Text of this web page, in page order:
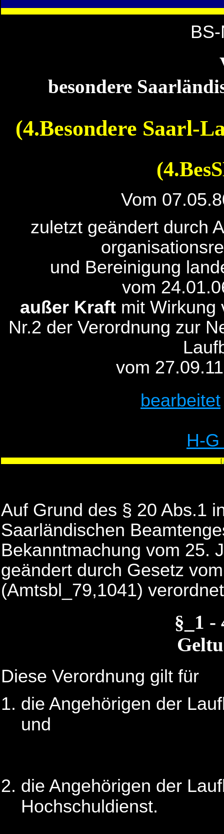
besondere
(4.Besondere Saarl-
Vom
zuletzt geändert durch
und Bereinigung
vom
außer Kraftmit Wirkung
Nr.2 der Verordnung zur
vom
bearbeitet
H-
[
Auf Grund des § 20 Abs.1
Saarländischen
Bekanntmachung vom 25.
geändert durch Gesetz
(Amtsbl_79,1041)
§_1 -
Diese Verordnung gilt für
die Angehörigen der
und
die Angehörigen der
Hochschuldienst.